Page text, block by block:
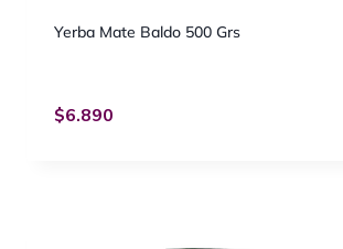
Yerba Mate Baldo 500 Grs
$6.890